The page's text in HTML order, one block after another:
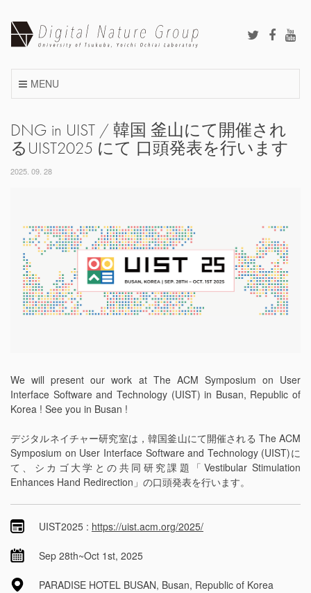
content
MENU
DNG in UIST / 韓国 釜山にて開催され
るUIST2025 にて 口頭発表を行います
2025. 09. 28
We will present our work at The ACM Symposium on User
Interface Software and Technology (UIST) in Busan, Republic of
Korea ! See you in Busan !
デジタルネイチャー研究室は，韓国釜山にて開催される The ACM
Symposium on User Interface Software and Technology (UIST)に
て、シカゴ大学との共同研究課題「Vestibular Stimulation
Enhances Hand Redirection」の口頭発表を行います。
UIST2025 : https://uist.acm.org/2025/
Sep 28th~Oct 1st, 2025
PARADISE HOTEL BUSAN, Busan, Republic of Korea